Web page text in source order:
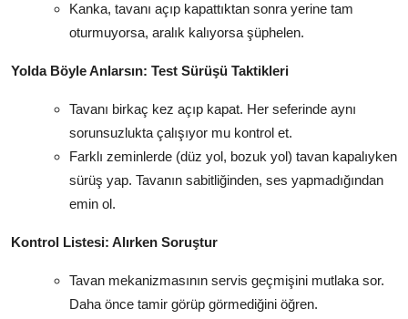
Kanka, tavanı açıp kapattıktan sonra yerine tam
oturmuyorsa, aralık kalıyorsa şüphelen.
Yolda Böyle Anlarsın: Test Sürüşü Taktikleri
Tavanı birkaç kez açıp kapat. Her seferinde aynı
sorunsuzlukta çalışıyor mu kontrol et.
Farklı zeminlerde (düz yol, bozuk yol) tavan kapalıyken
sürüş yap. Tavanın sabitliğinden, ses yapmadığından
emin ol.
Kontrol Listesi: Alırken Soruştur
Tavan mekanizmasının servis geçmişini mutlaka sor.
Daha önce tamir görüp görmediğini öğren.